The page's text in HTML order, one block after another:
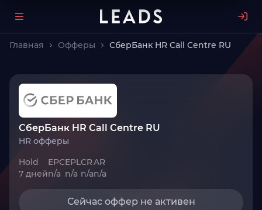
Главная Офферы СберБанк HR Call Centre RU
СберБанк HR Call Centre RU
HR офферы
Hold
7 дней
EPC
n/a
EPL
n/a
CR
n/a
AR
n/a
Сейчас оффер не активен